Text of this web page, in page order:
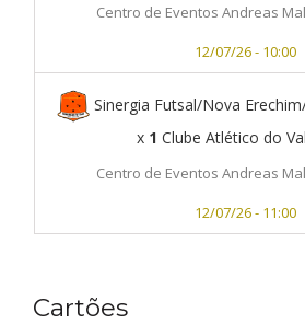
Centro de Eventos Andreas
12/07/26 - 10:00
Sinergia Futsal/Nova
x 1 Clube Atlético do
Centro de Eventos Andreas
12/07/26 - 11:00
Cartões